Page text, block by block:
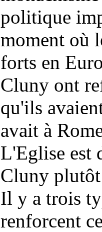
politique
moment où
forts en
Cluny ont
qu'ils
avait à
L'Eglise est
Cluny plutôt
Il y a trois
renforcent